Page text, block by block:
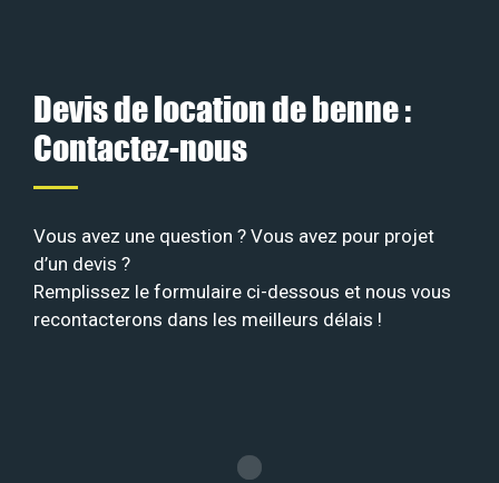
Devis de location de benne :
Contactez-nous
Vous avez une question ? Vous avez pour projet
d’un devis ?
Remplissez le formulaire ci-dessous et nous vous
recontacterons dans les meilleurs délais !